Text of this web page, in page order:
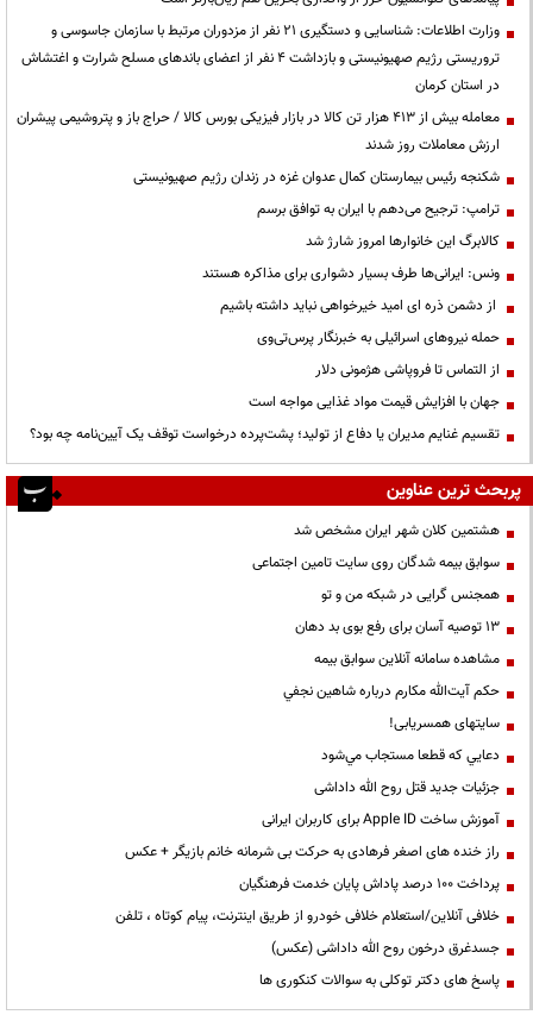
وزارت اطلاعات: شناسایی و دستگیری ۲۱ نفر از مزدوران مرتبط با سازمان جاسوسی و
تروریستی رژیم صهیونیستی و بازداشت ۴ نفر از اعضای باندهای مسلح شرارت و اغتشاش
در استان کرمان
معامله بیش از ۴۱۳ هزار تن کالا در بازار فیزیکی بورس کالا / حراج باز و پتروشیمی پیشران
ارزش معاملات روز شدند
شکنجه رئیس بیمارستان کمال عدوان غزه در زندان رژیم صهیونیستی
ترامپ: ترجیح می‌دهم با ایران به توافق برسم
کالابرگ این خانوارها امروز شارژ شد
ونس: ایرانی‌ها طرف بسیار دشواری برای مذاکره هستند
از دشمن ذره ای امید خیرخواهی نباید داشته باشیم
حمله نیروهای اسرائیلی به خبرنگار پرس‌تی‌وی
از التماس تا فروپاشی هژمونی دلار
جهان با افزایش قیمت مواد غذایی مواجه است
تقسیم غنایم مدیران یا دفاع از تولید؛ پشت‌پرده درخواست توقف یک آیین‌نامه چه بود؟
پربحث ترین عناوین
هشتمین کلان شهر ایران مشخص شد
سوابق بیمه شدگان روی سایت تامین اجتماعی
همجنس گرایی در شبکه من و تو
13 توصیه آسان برای رفع بوی بد دهان
مشاهده سامانه آنلاين سوابق بیمه
حكم آيت‌الله مكارم درباره شاهين نجفي
سایتهای همسریابی!
دعايي كه قطعا مستجاب مي‌شود
جزئیات جدید قتل روح الله داداشی
آموزش ساخت Apple ID برای کاربران ایرانی
راز خنده های اصغر فرهادی به حرکت بی شرمانه خانم بازیگر + عکس
پرداخت ۱۰۰ درصد پاداش پایان خدمت فرهنگیان
خلافی آنلاین/استعلام خلافی خودرو از طریق اینترنت، پیام کوتاه ، تلفن
جسدغرق درخون روح الله داداشی (عکس)
پاسخ های دکتر توکلی به سوالات کنکوری ها